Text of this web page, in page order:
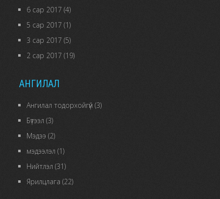
6 сар 2017 (4)
5 сар 2017 (1)
3 сар 2017 (5)
2 сар 2017 (19)
АНГИЛАЛ
Ангилал тодорхойгүй (3)
Бүтээл (3)
Мэдээ (2)
мэдээлэл (1)
Нийтлэл (31)
Ярилцлага (22)